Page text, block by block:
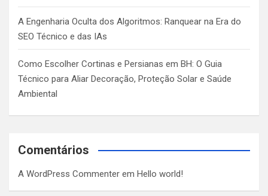
A Engenharia Oculta dos Algoritmos: Ranquear na Era do
SEO Técnico e das IAs
Como Escolher Cortinas e Persianas em BH: O Guia
Técnico para Aliar Decoração, Proteção Solar e Saúde
Ambiental
Comentários
A WordPress Commenter em Hello world!